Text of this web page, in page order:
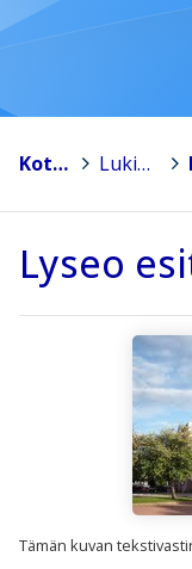
Kotka Lukiokoulutus >
Lyseo
Tämän kuvan